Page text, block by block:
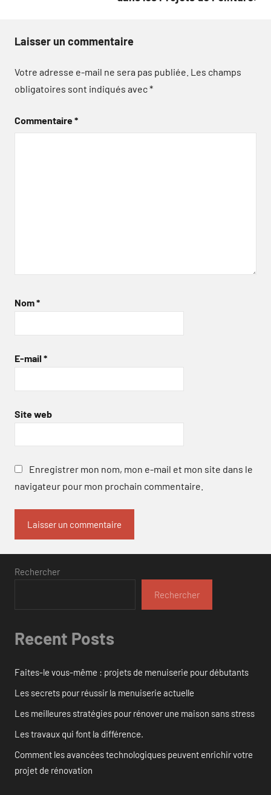
Laisser un commentaire
Votre adresse e-mail ne sera pas publiée. Les champs
obligatoires sont indiqués avec*
Commentaire*
Nom*
E-mail *
Site web
Enregistrer mon nom, mon e-mail et mon site dans le
navigateur pour mon prochain commentaire.
Rechercher
Rechercher
Recent Posts
Faites-le vous-même : projets de menuiserie pour débutants
Les secrets pour réussir la menuiserie actuelle
Les meilleures stratégies pour rénover une maison sans stress
Les travaux qui font la différence.
Comment les avancées technologiques peuvent enrichir votre
projet de rénovation